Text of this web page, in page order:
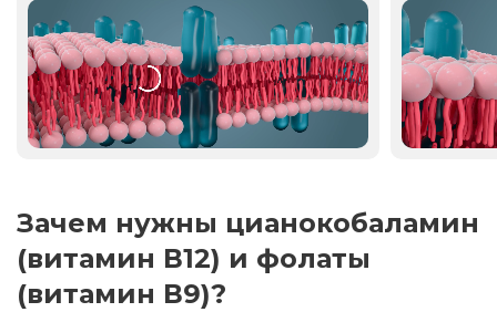
Зачем нужны цианокобаламин
(витамин В12) и фолаты
(витамин В9)?